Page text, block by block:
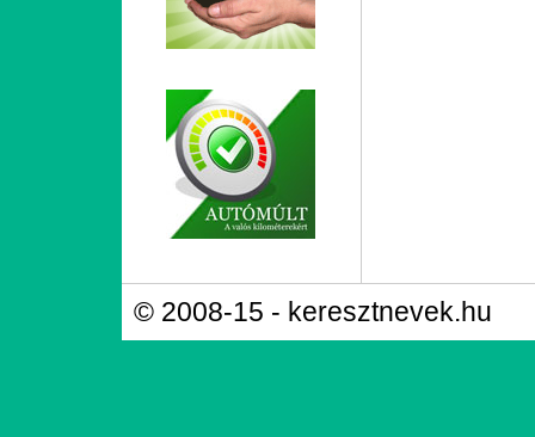
© 2008-15 - keresztnevek.hu